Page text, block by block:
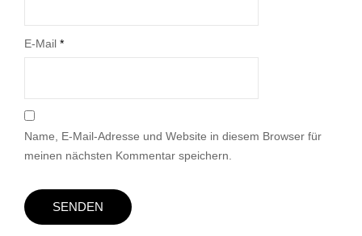
E-Mail *
Name, E-Mail-Adresse und Website in diesem Browser für
meinen nächsten Kommentar speichern.